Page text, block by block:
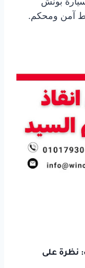
آمن ومحكم.
نظرة على